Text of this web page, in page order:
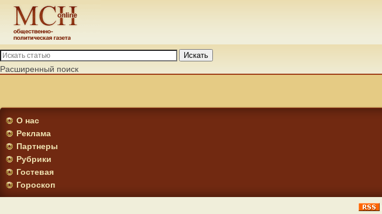
Искать
Расширенный поиск
О нас
Реклама
Партнеры
Рубрики
Гостевая
Гороскоп